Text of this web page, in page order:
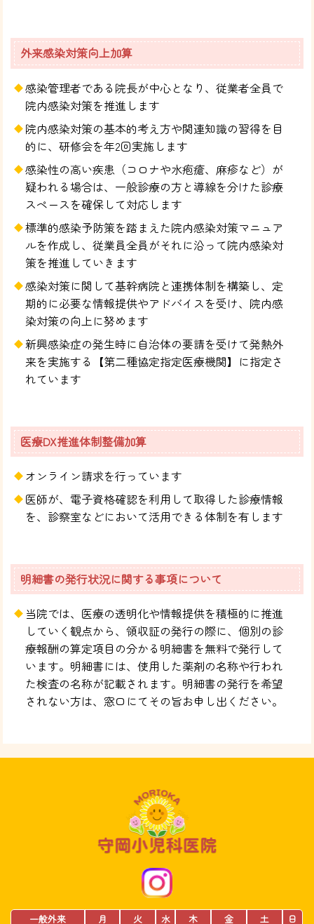
外来感染対策向上加算
感染管理者である院長が中心となり、従業者全員で
院内感染対策を推進します
院内感染対策の基本的考え方や関連知識の習得を目
的に、研修会を年2回実施します
感染性の高い疾患（コロナや水疱瘡、麻疹など）が
疑われる場合は、一般診療の方と導線を分けた診療
スペースを確保して対応します
標準的感染予防策を踏まえた院内感染対策マニュア
ルを作成し、従業員全員がそれに沿って院内感染対
策を推進していきます
感染対策に関して基幹病院と連携体制を構築し、定
期的に必要な情報提供やアドバイスを受け、院内感
染対策の向上に努めます
新興感染症の発生時に自治体の要請を受けて発熱外
来を実施する【第二種協定指定医療機関】に指定さ
れています
医療DX推進体制整備加算
オンライン請求を行っています
医師が、電子資格確認を利用して取得した診療情報
を、診察室などにおいて活用できる体制を有します
明細書の発行状況に関する事項について
当院では、医療の透明化や情報提供を積極的に推進
していく観点から、領収証の発行の際に、個別の診
療報酬の算定項目の分かる明細書を無料で発行して
います。明細書には、使用した薬剤の名称や行われ
た検査の名称が記載されます。明細書の発行を希望
されない方は、窓口にてその旨お申し出ください。
一般外来 月 火 水 木 金 土
日